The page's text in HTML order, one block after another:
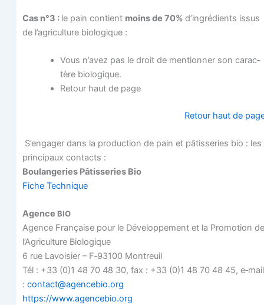
Cas n°3 : le pain contient moins de 70% d’ingrédients issus
de l’agriculture biologique :
Vous n’avez pas le droit de men­tion­ner son carac­
tère biologique.
Retour haut de page
Retour haut de
S’engager dans la pro­duc­tion de pain et pâtis­se­ries bio : les
prin­ci­paux contacts :
Bou­lan­ge­ries Pâtis­se­ries Bio
Fiche Tech­nique
Agence BIO
Agence Fran­çaise pour le Déve­lop­pe­ment et la Pro­mo­tion de
l’Agriculture Biologique
6 rue Lavoi­sier – F‑93100 Montreuil
Tél : +33 (0)1 48 70 48 30, fax : +33 (0)1 48 70 48 45, e‑mail
: contact@agencebio.org
https://www.agencebio.org